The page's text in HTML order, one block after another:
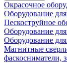
Окрасочное
Оборудование
Пескоструйное
Оборудование
Оборудование
Магнитные
фаскосниматели,